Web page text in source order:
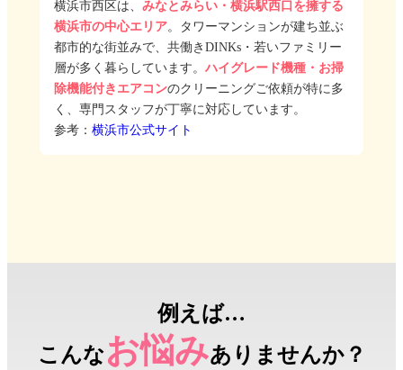
横浜市西区は、 みなとみらい・横浜駅西口を擁する
横浜市の中心エリア。タワーマンションが建ち並ぶ
都市的な街並みで、共働きDINKs・若いファミリー
層が多く暮らしています。 ハイグレード機種・お掃
除機能付きエアコンのクリーニングご依頼が特に多
く、専門スタッフが丁寧に対応しています。
参考： 横浜市公式サイト
例えば…
こんなお悩みありませんか？